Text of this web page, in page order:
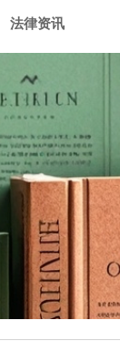
法律资讯